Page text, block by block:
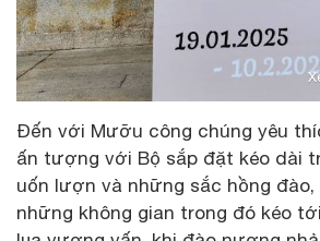
Đến với Mưỡu công chúng yêu
ấn tượng với Bộ sắp đặt kéo dài
uốn lượn và những sắc hồng
những không gian trong đó kéo